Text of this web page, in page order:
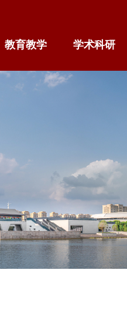
教育教学 学术科研